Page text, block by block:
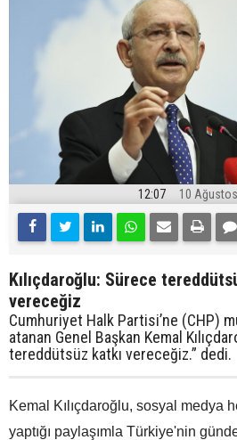
12:07 10
Kılıçdaroğlu: Sürece
vereceğiz
Cumhuriyet Halk Partisi’ne (CHP)
atanan Genel Başkan Kemal
tereddütsüz katkı vereceğiz.” dedi.
Kemal Kılıçdaroğlu, sosyal medya
yaptığı paylaşımla Türkiye'nin